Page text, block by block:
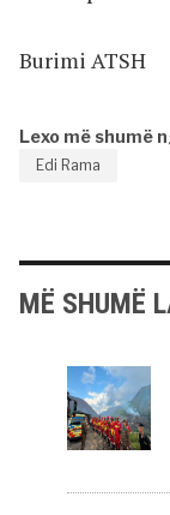
Burimi ATSH
Lexo më shumë
Edi Rama
MË SHUMË